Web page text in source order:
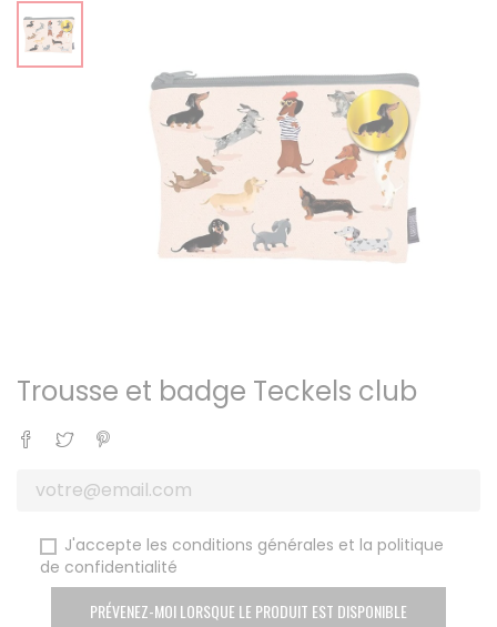
Trousse et badge Teckels club
Partager
Tweet
J'accepte les conditions générales et la politique
de confidentialité
PRÉVENEZ-MOI LORSQUE LE PRODUIT EST DISPONIBLE